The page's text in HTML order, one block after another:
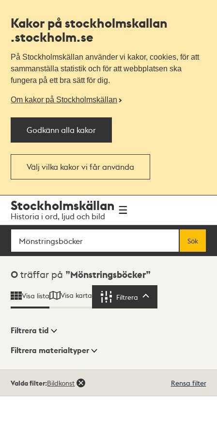
Kakor på stockholmskallan
.stockholm.se
På Stockholmskällan använder vi kakor, cookies, för att
sammanställa statistik och för att webbplatsen ska
fungera på ett bra sätt för dig.
Om kakor på Stockholmskällan
Godkänn alla kakor
Välj vilka kakor vi får använda
navigationen
huvudinnehållet
Stockholmskällan
Historia i ord, ljud och bild
Sök
Sök
Sökresultat
0 träffar på Mönstringsböcker
Visa lista Visa karta Filtrera
Visningsläge
Filtrera tid
Filtrera materialtyper
träffar
Valda filter:Bildkonst Rensa filter